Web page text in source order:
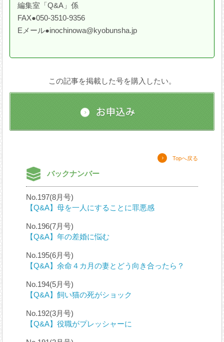
編集室「Q&A」係
FAX●050-3510-9356
Eメール●inochinowa@kyobunsha.jp
この記事を掲載した号を購入したい。
Topへ戻る
バックナンバー
No.197(8月号)
【Q&A】母を一人にすることに罪悪感
No.196(7月号)
【Q&A】年の差婚に悩む
No.195(6月号)
【Q&A】余命４カ月の妻とどう向き合ったら？
No.194(5月号)
【Q&A】飼い猫の死がショック
No.192(3月号)
【Q&A】役職がプレッシャーに